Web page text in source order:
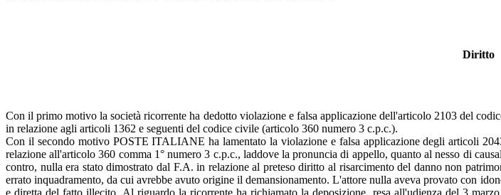
Diritto
Con il primo motivo la società ricorrente ha dedotto violazione e falsa applicazione dell'articolo 2103 del
in relazione agli articoli 1362 e seguenti del codice civile (articolo 360 numero 3 c.p.c.).
Con il secondo motivo POSTE ITALIANE ha lamentato la violazione e falsa applicazione degli articoli
relazione all'articolo 360 comma 1° numero 3 c.p.c., laddove la pronuncia di appello, quanto al nesso di
contro, nulla era stato dimostrato dal F.A. in relazione al preteso diritto al risarcimento del danno non
errato inquadramento, da cui avrebbe avuto origine il demansionamento. L'attore nulla aveva provato con
e diretta del fatto illecito. Al riguardo la ricorrente ha richiamato la deposizione, resa all'udienza del 3